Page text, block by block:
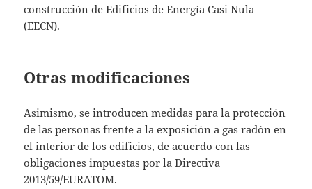
construcción de Edificios de Energía Casi Nula
(EECN).
Otras modificaciones
Asimismo, se introducen medidas para la protección
de las personas frente a la exposición a gas radón en
el interior de los edificios, de acuerdo con las
obligaciones impuestas por la Directiva
2013/59/EURATOM.